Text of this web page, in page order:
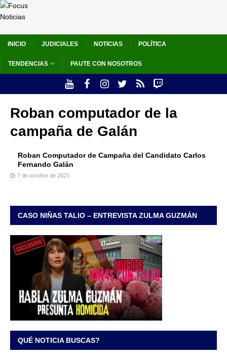
INICIO JUDICIALES NOTICIAS POLÍTICA
TENDENCIAS PAUTE CON NOSOTROS
Roban computador de la
campaña de Galán
Roban Computador de Campaña del Candidato Carlos
Fernando Galán
7 de octubre de 2023
CASO NIÑAS TALIO – ENTREVISTA ZULMA GUZMÁN
QUÉ NOTICIA BUSCAS?